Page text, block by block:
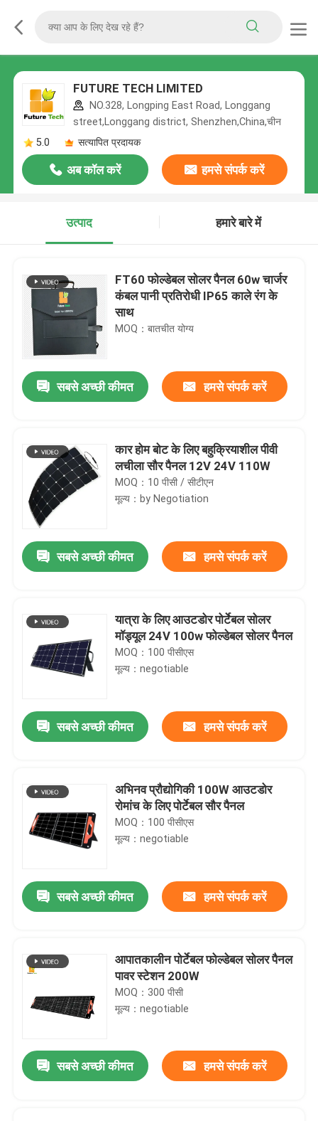
FUTURE TECH LIMITED
NO.328, Longping East Road, Longgang
street,Longgang district, Shenzhen,China,चीन
5.0
सत्यापित प्रदायक
अब कॉल करें हमसे संपर्क करें
उत्पाद हमारे बारे में
FT60 फोल्डेबल सोलर पैनल 60w चार्जर
कंबल पानी प्रतिरोधी IP65 काले रंग के
साथ
MOQ：बातचीत योग्य
सबसे अच्छी कीमत हमसे संपर्क करें
कार होम बोट के लिए बहुक्रियाशील पीवी
लचीला सौर पैनल 12V 24V 110W
MOQ：10 पीसी / सीटीएन
मूल्य：by Negotiation
सबसे अच्छी कीमत हमसे संपर्क करें
यात्रा के लिए आउटडोर पोर्टेबल सोलर
मॉड्यूल 24V 100w फोल्डेबल सोलर पैनल
MOQ：100 पीसीएस
मूल्य：negotiable
सबसे अच्छी कीमत हमसे संपर्क करें
अभिनव प्रौद्योगिकी 100W आउटडोर
रोमांच के लिए पोर्टेबल सौर पैनल
MOQ：100 पीसीएस
मूल्य：negotiable
सबसे अच्छी कीमत हमसे संपर्क करें
आपातकालीन पोर्टेबल फोल्डेबल सोलर पैनल
पावर स्टेशन 200W
MOQ：300 पीसी
मूल्य：negotiable
सबसे अच्छी कीमत हमसे संपर्क करें